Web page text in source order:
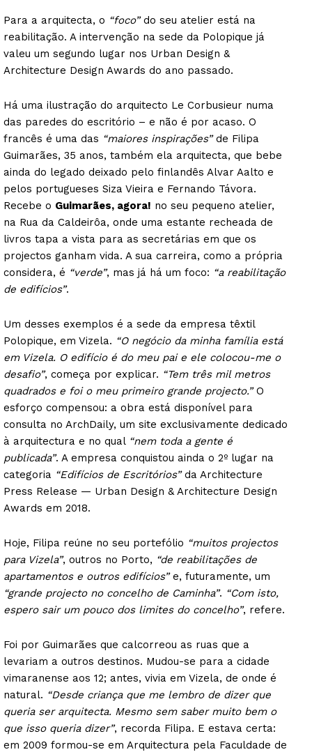
Para a arquitecta, o “foco”do seu atelier está na
reabilitação. A intervenção na sede da Polopique já
valeu um segundo lugar nos Urban Design &
Architecture Design Awards do ano passado.
Há uma ilustração do arquitecto Le Corbusieur numa
das paredes do escritório – e não é por acaso. O
francês é uma das “maiores inspirações”de Filipa
Guimarães, 35 anos, também ela arquitecta, que bebe
ainda do legado deixado pelo finlandês Alvar Aalto e
pelos portugueses Siza Vieira e Fernando Távora.
Recebe o Guimarães, agora! no seu pequeno atelier,
na Rua da Caldeirôa, onde uma estante recheada de
livros tapa a vista para as secretárias em que os
projectos ganham vida. A sua carreira, como a própria
considera, é “verde”, mas já há um foco: “a reabilitação
de edifícios”.
Um desses exemplos é a sede da empresa têxtil
Polopique, em Vizela. “O negócio da minha família está
em Vizela. O edifício é do meu pai e ele colocou-me o
desafio”, começa por explicar. “Tem três mil metros
quadrados e foi o meu primeiro grande projecto.”O
esforço compensou: a obra está disponível para
consulta no ArchDaily, um site exclusivamente dedicado
à arquitectura e no qual “nem toda a gente é
publicada”. A empresa conquistou ainda o 2º lugar na
categoria “Edifícios de Escritórios”da Architecture
Press Release — Urban Design & Architecture Design
Awards em 2018.
Hoje, Filipa reúne no seu portefólio “muitos projectos
para Vizela”, outros no Porto, “de reabilitações de
apartamentos e outros edifícios”e, futuramente, um
“grande projecto no concelho de Caminha”. “Com isto,
espero sair um pouco dos limites do concelho”, refere.
Foi por Guimarães que calcorreou as ruas que a
levariam a outros destinos. Mudou-se para a cidade
vimaranense aos 12; antes, vivia em Vizela, de onde é
natural. “Desde criança que me lembro de dizer que
queria ser arquitecta. Mesmo sem saber muito bem o
que isso queria dizer”, recorda Filipa. E estava certa:
em 2009 formou-se em Arquitectura pela Faculdade de